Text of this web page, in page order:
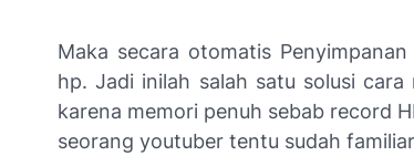
Maka secara otomatis
hp. Jadi inilah salah satu solusi
karena memori penuh sebab record
seorang youtuber tentu sudah